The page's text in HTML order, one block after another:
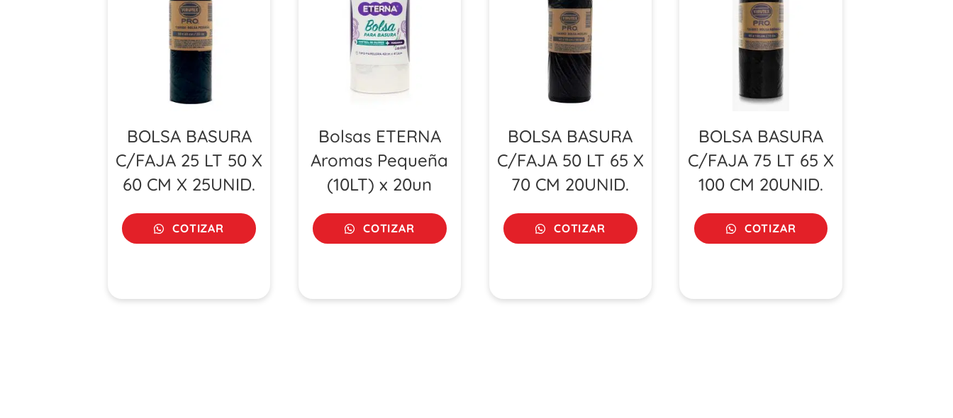
BOLSA BASURA
C/FAJA 25 LT 50 X
60 CM X 25UNID.
COTIZAR
Bolsas ETERNA
Aromas Pequeña
(10LT) x 20un
COTIZAR
BOLSA BASURA
C/FAJA 50 LT 65 X
70 CM 20UNID.
COTIZAR
BOLSA BASURA
C/FAJA 75 LT 65 X
100 CM 20UNID.
COTIZAR